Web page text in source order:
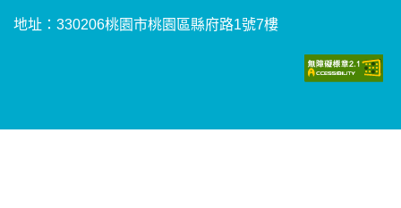
地址：330206桃園市桃園區縣府路1號7樓